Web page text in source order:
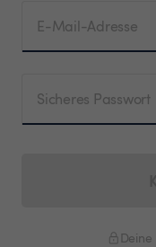
E-Mail-Adresse
Sicheres Passwort